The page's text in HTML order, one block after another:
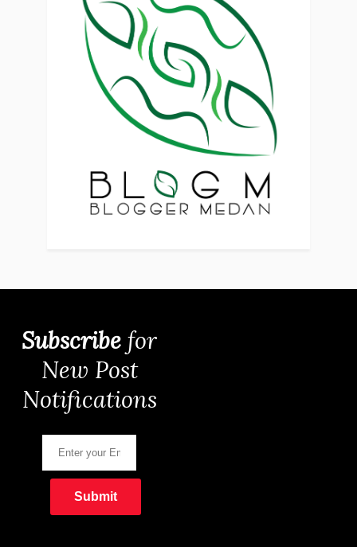
Subscribe for
New Post
Notifications